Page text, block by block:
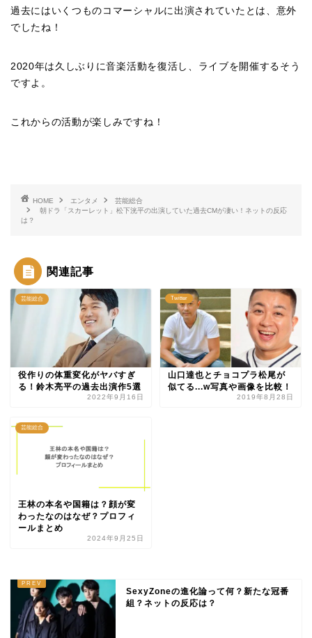
過去にはいくつものコマーシャルに出演されていたとは、意外
でしたね！
2020年は久しぶりに音楽活動を復活し、ライブを開催するそう
ですよ。
これからの活動が楽しみですね！
HOME エンタメ
芸能総合
朝ドラ「スカーレット」松下洸平の出演していた過去CMが凄い！ネットの反応
は？
関連記事
芸能総合
役作りの体重変化がヤバすぎ
る！鈴木亮平の過去出演作5選
2022年9月16日
Twitter
山口達也とチョコプラ松尾が
似てる...w写真や画像を比較！
2019年8月28日
芸能総合
王林の本名や国籍は？顔が変
わったなのはなぜ？プロフィ
ールまとめ
2024年9月25日
SexyZoneの進化論って何？新たな冠番
組？ネットの反応は？